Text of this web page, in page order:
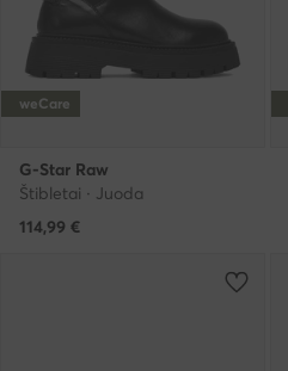
weCare
G-Star Raw
Štibletai · Juoda
114,99 €